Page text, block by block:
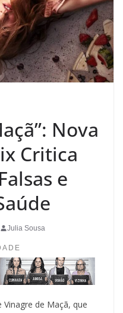
Nova
Critica
e
Julia Sousa
de Maçã, que